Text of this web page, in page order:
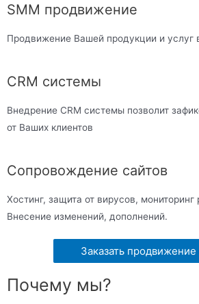
SMM продвижение
Продвижение Вашей продукции и услуг
CRM системы
Внедрение CRM системы позволит
от Ваших клиентов
Сопровождение сайтов
Хостинг, защита от вирусов, мониторинг
Внесение изменений, дополнений.
Заказать продвижение
Почему мы?